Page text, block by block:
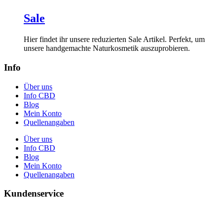
Sale
Hier findet ihr unsere reduzierten Sale Artikel. Perfekt, um
unsere handgemachte Naturkosmetik auszuprobieren.
Info
Über uns
Info CBD
Blog
Mein Konto
Quellenangaben
Über uns
Info CBD
Blog
Mein Konto
Quellenangaben
Kundenservice